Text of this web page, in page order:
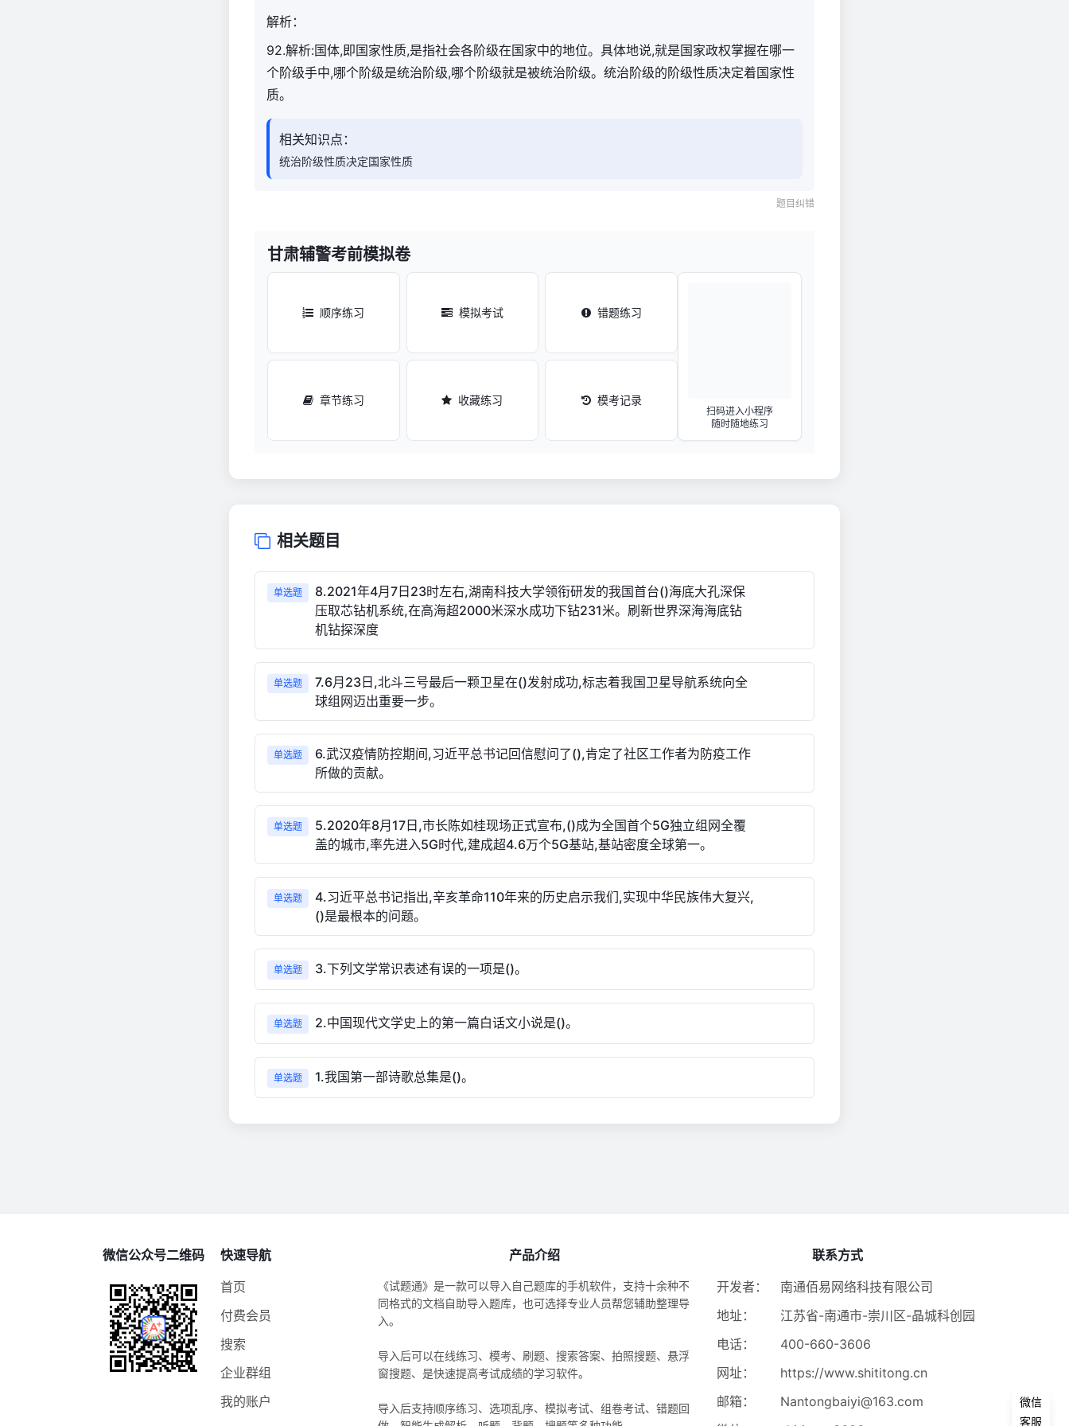
解析：
92.解析:国体,即国家性质,是指社会各阶级在国家中的地位。具体地说,就是国家政权掌握在哪一
个阶级手中,哪个阶级是统治阶级,哪个阶级就是被统治阶级。统治阶级的阶级性质决定着国家性
质。
相关知识点：
统治阶级性质决定国家性质
题目纠错
甘肃辅警考前模拟卷
顺序练习 模拟考试 错题练习
章节练习 收藏练习 模考记录
扫码进入小程序
随时随地练习
相关题目
单选题
8.2021年4月7日23时左右,湖南科技大学领衔研发的我国首台()海底大孔深保
压取芯钻机系统,在高海超2000米深水成功下钻231米。刷新世界深海海底钻
机钻探深度
单选题
7.6月23日,北斗三号最后一颗卫星在()发射成功,标志着我国卫星导航系统向全
球组网迈出重要一步。
单选题
6.武汉疫情防控期间,习近平总书记回信慰问了(),肯定了社区工作者为防疫工作
所做的贡献。
单选题
5.2020年8月17日,市长陈如桂现场正式宣布,()成为全国首个5G独立组网全覆
盖的城市,率先进入5G时代,建成超4.6万个5G基站,基站密度全球第一。
单选题
4.习近平总书记指出,辛亥革命110年来的历史启示我们,实现中华民族伟大复兴,
()是最根本的问题。
单选题 3.下列文学常识表述有误的一项是()。
单选题 2.中国现代文学史上的第一篇白话文小说是()。
单选题 1.我国第一部诗歌总集是()。
微信公众号二维码
快速导航
首页
付费会员
搜索
企业群组
我的账户
产品介绍
《试题通》是一款可以导入自己题库的手机软件，支持十余种不
同格式的文档自助导入题库，也可选择专业人员帮您辅助整理导
入。
导入后可以在线练习、模考、刷题、搜索答案、拍照搜题、悬浮
窗搜题、是快速提高考试成绩的学习软件。
导入后支持顺序练习、选项乱序、模拟考试、组卷考试、错题回
联系方式
开发者：
南通佰易网络科技有限公司
地址：
江苏省-南通市-崇川区-晶城科创园
电话：
400-660-3606
网址：
https://www.shititong.cn
邮箱：
Nantongbaiyi@163.com
微信
客服